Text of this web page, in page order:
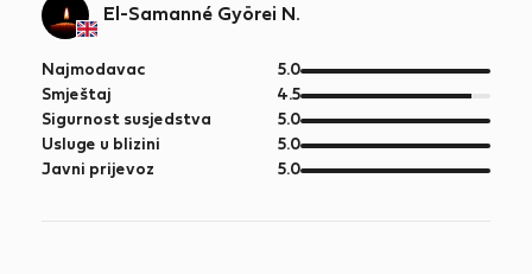
El-Samanné Györei N.
Najmodavac 5.0od
5
Smještaj 4.5od
5
Sigurnost susjedstva 5.0od
5
Usluge u blizini 5.0od
5
Javni prijevoz 5.0od